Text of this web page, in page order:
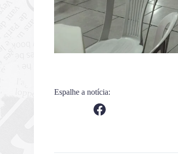
Espalhe a notícia: